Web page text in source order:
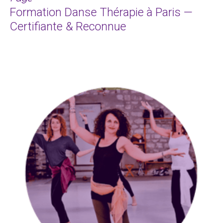
Formation Danse Thérapie à Paris —
Certifiante & Reconnue